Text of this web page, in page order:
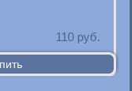
110 руб.